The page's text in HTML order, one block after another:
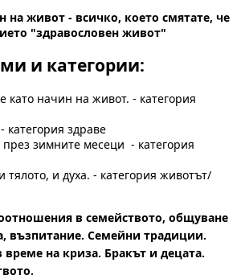
на живот - всичко, което смятате, че
"здравословен живот"
и категории:
като начин на живот. - категория
категория здраве
през зимните месеци - категория
и духа. - категория животът/
в семейството, общуване
възпитание. Семейни традиции.
на криза. Бракът и децата.